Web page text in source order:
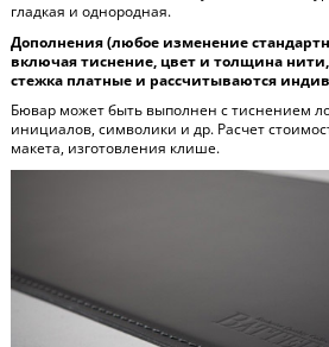
гладкая и однородная.
Дополнения (любое изменение
включая тиснение, цвет и толщина
стежка платные и рассчитываются
Бювар может быть выполнен с тиснением
инициалов, символики и др. Расчет
макета, изготовления клише.